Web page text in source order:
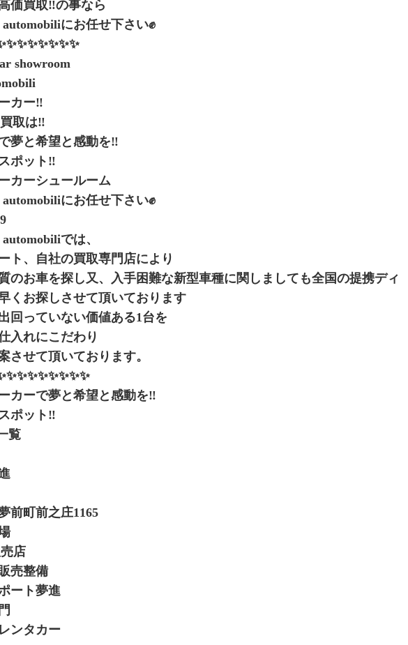
価買取‼️の事なら
にお任せ下さい✊
showroom
カー‼️
取は‼️
夢と希望と感動を‼️
ポット‼️
カーシュールーム
にお任せ下さい✊
では、
ト、自社の買取専門店により
のお車を探し又、入手困難な新型車種に関しましても全国の提携ディ
くお探しさせて頂いております
回っていない価値ある1台を
入れにこだわり
させて頂いております。
カーで夢と希望と感動を‼️
ポット‼️
覧‍
前町前之庄1165
店
売整備
ート夢進
ンタカー